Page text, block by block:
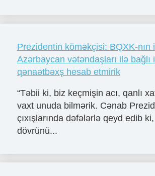
Prezidentin köməkçisi: BQXK-nın
Azərbaycan vətəndaşları ilə bağlı
qənaətbəxş hesab etmirik
“Təbii ki, biz keçmişin acı, qanlı
vaxt unuda bilmərik. Cənab
çıxışlarında dəfələrlə qeyd edib
dövrünü...